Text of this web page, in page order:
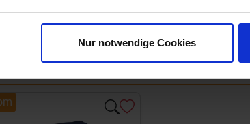
Nur notwendige Cookies